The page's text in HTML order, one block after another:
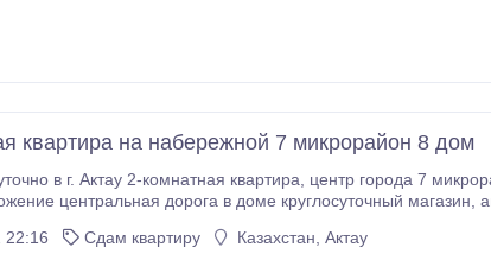
квартира на набережной 7 микрорайон 8 дом
комнатная квартира, центр города 7 микрорайон 8 дом 3 этаж, есть лифт. Отличное
дорога в доме круглосуточный магазин, аптека, "Винотека"- большой выбор Итальянских,
"Смак", Рестораны, Банки, БЦ Элит альянс, Турецкий ресторан "Мармарис", кофейня
22:16 Сдам квартиру Казахстан, Актау